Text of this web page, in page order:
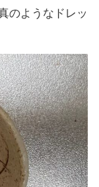
のような ドレッ